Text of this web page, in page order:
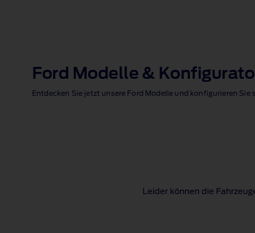
Ford Modelle &
Entdecken Sie jetzt unsere Ford Modelle und konfigurieren Sie
Leider können die